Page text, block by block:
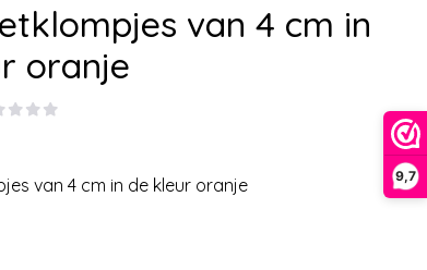
9,7
van 4 cm in
oranje
van 4 cm in de kleur oranje